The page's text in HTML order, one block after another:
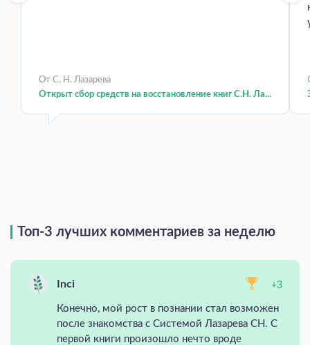
От С. Н. Лазарева
Открыт сбор средств на восстановление книг С.Н. Ла...
Топ-3 лучших комментариев за неделю
Inci +3
Конечно, мой рост в познании стал возможен
после знакомства с Системой Лазарева СН. С
первой книги произошло нечто вроде